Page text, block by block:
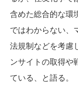
含めた総合的な環
ではわからない、
法規制などを考慮
ンサイトの取得や
ている、と語る。